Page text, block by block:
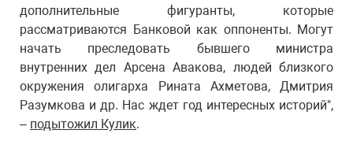
дополнительные фигуранты, которые
рассматриваются Банковой как оппоненты. Могут
начать преследовать бывшего министра
внутренних дел Арсена Авакова, людей близкого
окружения олигарха Рината Ахметова, Дмитрия
Разумкова и др. Нас ждет год интересных историй",
– подытожил Кулик.